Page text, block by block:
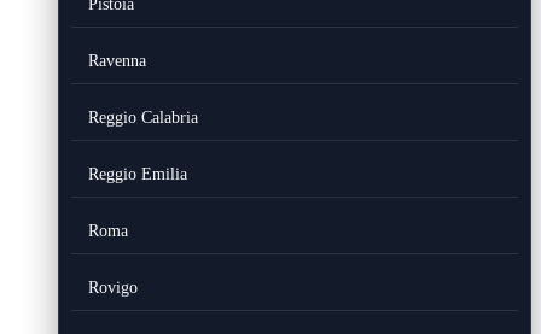
Pistoia
Ravenna
Reggio Calabria
Reggio Emilia
Roma
Rovigo